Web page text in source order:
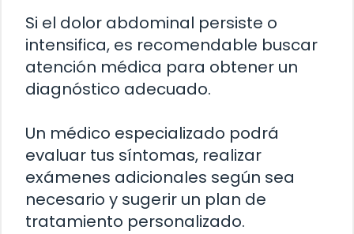
Si el dolor abdominal persiste o
intensifica, es recomendable buscar
atención médica para obtener un
diagnóstico adecuado.
Un médico especializado podrá
evaluar tus síntomas, realizar
exámenes adicionales según sea
necesario y sugerir un plan de
tratamiento personalizado.